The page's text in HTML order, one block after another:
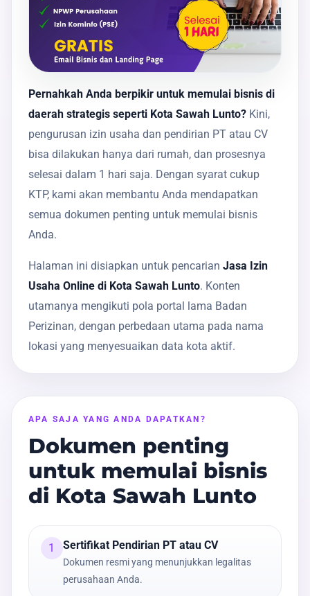
Pernahkah Anda berpikir untuk memulai bisnis di
daerah strategis seperti Kota Sawah Lunto? Kini,
pengurusan izin usaha dan pendirian PT atau CV
bisa dilakukan hanya dari rumah, dan prosesnya
selesai dalam 1 hari saja. Dengan syarat cukup
KTP, kami akan membantu Anda mendapatkan
semua dokumen penting untuk memulai bisnis
Anda.
Halaman ini disiapkan untuk pencarian Jasa Izin
Usaha Online di Kota Sawah Lunto. Konten
utamanya mengikuti pola portal lama Badan
Perizinan, dengan perbedaan utama pada nama
lokasi yang menyesuaikan data kota aktif.
APA SAJA YANG ANDA DAPATKAN?
Dokumen penting
untuk memulai bisnis
di Kota Sawah Lunto
1 Sertifikat Pendirian PT atau CV
Dokumen resmi yang menunjukkan legalitas
perusahaan Anda.